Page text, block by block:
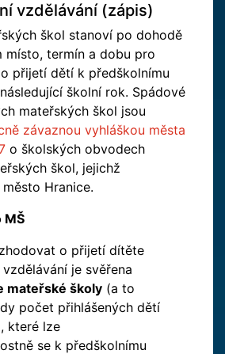
vzdělávání (zápis)
škol stanoví po dohodě
místo, termín a dobu pro
přijetí dětí k předškolnímu
školní rok. Spádové
mateřských škol jsou
závaznou vyhláškou města
o školských obvodech
škol, jejichž
Hranice.
MŠ
o přijetí dítěte
je svěřena
mateřské školy (a to
počet přihlášených dětí
které lze
se k předškolnímu